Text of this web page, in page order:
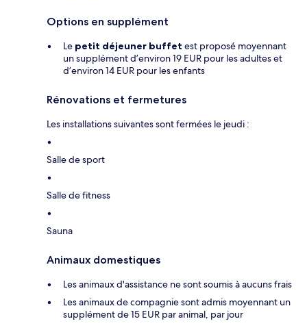
Options en supplément
Le petit déjeuner buffet est proposé moyennant
un supplément d’environ 19 EUR pour les adultes et
d’environ 14 EUR pour les enfants
Rénovations et fermetures
Les installations suivantes sont fermées le jeudi :
Salle de sport
Salle de fitness
Sauna
Animaux domestiques
Les animaux d'assistance ne sont soumis à aucuns frais
Les animaux de compagnie sont admis moyennant un
supplément de 15 EUR par animal, par jour